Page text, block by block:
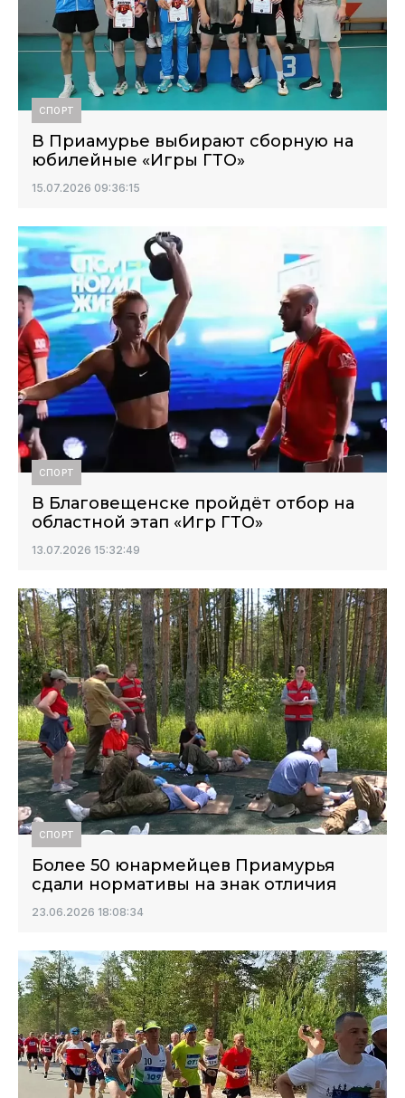
СПОРТ
В Приамурье выбирают сборную на
юбилейные «Игры ГТО»
15.07.2026 09:36:15
СПОРТ
В Благовещенске пройдёт отбор на
областной этап «Игр ГТО»
13.07.2026 15:32:49
СПОРТ
Более 50 юнармейцев Приамурья
сдали нормативы на знак отличия
23.06.2026 18:08:34